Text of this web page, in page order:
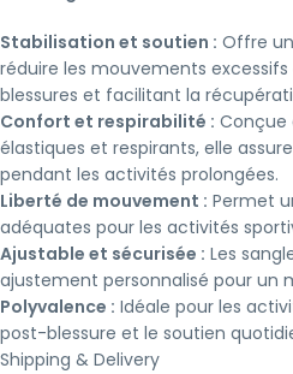
Stabilisation et soutien : Offre
réduire les mouvements
blessures et facilitant la
Confort et respirabilité : Conçue
élastiques et respirants, elle
pendant les activités prolongées.
Liberté de mouvement : Permet
adéquates pour les activités
Ajustable et sécurisée : Les
ajustement personnalisé pour un
Polyvalence : Idéale pour les
post-blessure et le soutien
Shipping & Delivery